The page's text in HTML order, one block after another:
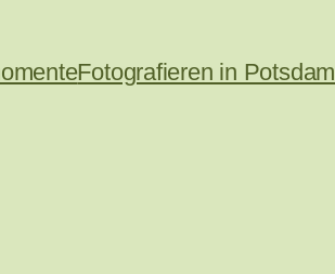
Fotografieren in Potsdam